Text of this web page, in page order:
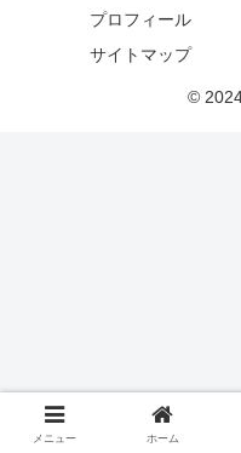
プロフィール
サイトマップ
©
メニュー ホーム